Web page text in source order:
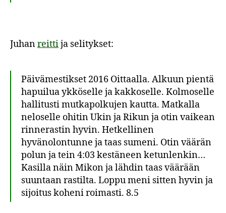
Juhanreittija selitykset:
Päivämestikset 2016 Oittaalla. Alkuun pientä
hapuilua ykköselle ja kakkoselle. Kolmoselle
hallitusti mutkapolkujen kautta. Matkalla
neloselle ohitin Ukin ja Rikun ja otin vaikean
rinnerastin hyvin. Hetkellinen
hyvänolontunne ja taas sumeni. Otin väärän
polun ja tein 4:03 kestäneen ketunlenkin…
Kasilla näin Mikon ja lähdin taas väärään
suuntaan rastilta. Loppu meni sitten hyvin ja
sijoitus koheni roimasti. 8.5